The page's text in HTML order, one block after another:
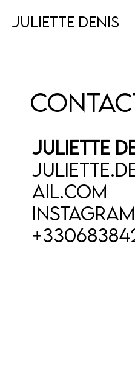
JULIETTE DENIS
JULIETTE
ail.com
InstaGRAM